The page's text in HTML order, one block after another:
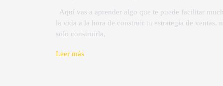
Aquí vas a aprender algo que te puede facilitar
la vida a la hora de construir tu estrategia de ventas,
solo construirla,
Leer más